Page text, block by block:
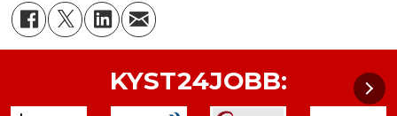
KYST24JOBB: